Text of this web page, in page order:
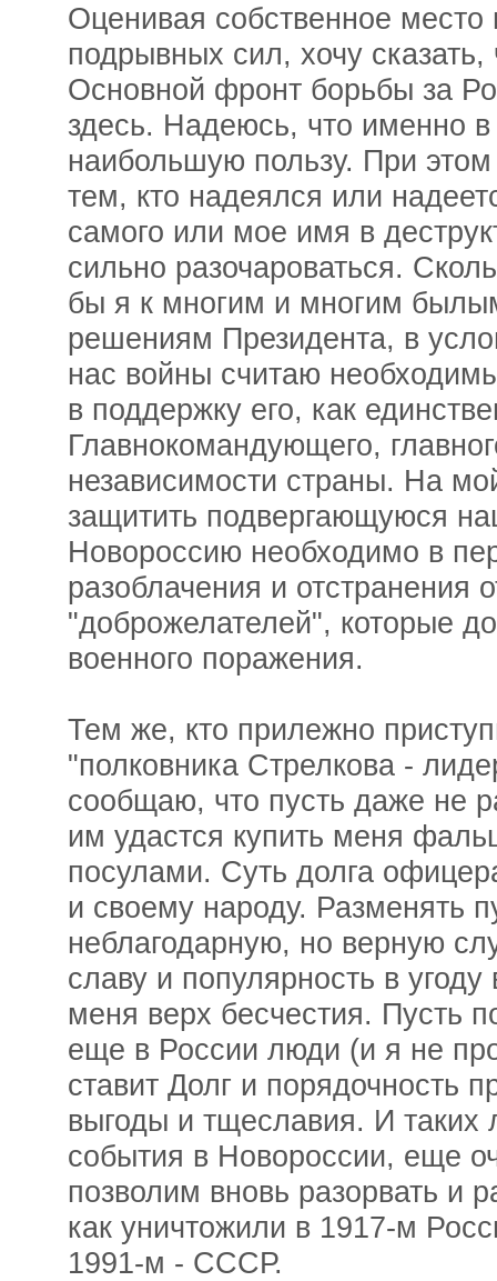
Оценивая собственное место
подрывных сил, хочу
Основной фронт борьбы за
здесь. Надеюсь, что именно
наибольшую пользу. При
тем, кто надеялся или
самого или мое имя в
сильно разочароваться.
бы я к многим и многим
решениям Президента, в
нас войны считаю
в поддержку его, как
Главнокомандующего,
независимости страны. На
защитить подвергающуюся
Новороссию необходимо в
разоблачения и отстранения
"доброжелателей", которые
военного поражения.
Тем же, кто прилежно
"полковника Стрелкова -
сообщаю, что пусть даже не
им удастся купить меня
посулами. Суть долга
и своему народу. Разменять
неблагодарную, но верную
славу и популярность в
меня верх бесчестия. Пусть
еще в России люди (и я не
ставит Долг и порядочность
выгоды и тщеславия. И таких
события в Новороссии, еще
позволим вновь разорвать и
как уничтожили в 1917-м
1991-м - СССР.